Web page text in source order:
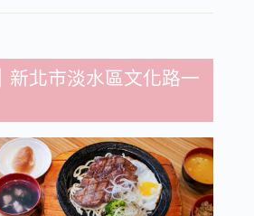
｜新北市淡水區文化路一